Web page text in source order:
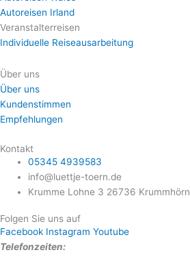
Autoreisen Irland
Veranstalterreisen
Individuelle Reiseausarbeitung
Über uns
Über uns
Kundenstimmen
Empfehlungen
Kontakt
05345 4939583
info@luettje-toern.de
Krumme Lohne 3 26736 Krummhörn
Folgen Sie uns auf
Facebook Instagram Youtube
Telefonzeiten: